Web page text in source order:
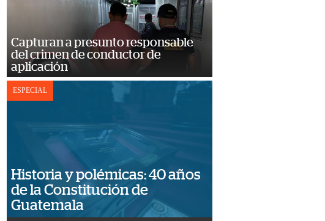
Capturan a presunto responsable
del crimen de conductor de
aplicación
ESPECIAL
Historia y polémicas: 40 años
de la Constitución de
Guatemala